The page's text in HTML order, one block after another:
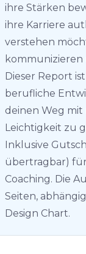
ihre Stärken
ihre Karriere
verstehen
Dieser Report
berufliche
deinen Weg
Leichtigkeit zu
Inklusive
übertragbar)
Coaching. Die
Seiten,
Design Chart.